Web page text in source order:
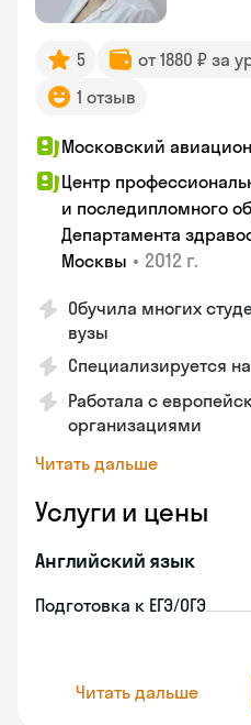
5 от 1880 ₽ за
1 отзыв
Московский
Центр
и последипломного
Департамента
Москвы • 2012 г.
Обучила многих
вузы
Специализируется
Работала с
организациями
Читать дальше
Услуги и цены
Английский язык
Подготовка к ЕГЭ/ОГЭ
Читать дальше